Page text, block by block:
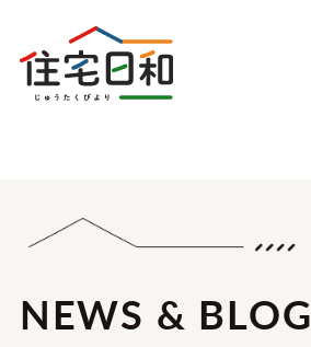
NEWS & BLOG